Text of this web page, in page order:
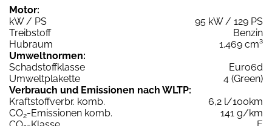
Motor:
kW / PS
95 kW / 129 PS
Treibstoff
Benzin
Hubraum
1.469 cm³
Umweltnormen:
Schadstoffklasse
Euro6d
Umweltplakette
4 (Green)
Verbrauch und Emissionen nach WLTP:
Kraftstoffverbr. komb.
6,2 l/100km
CO2-Emissionen komb.
141 g/km